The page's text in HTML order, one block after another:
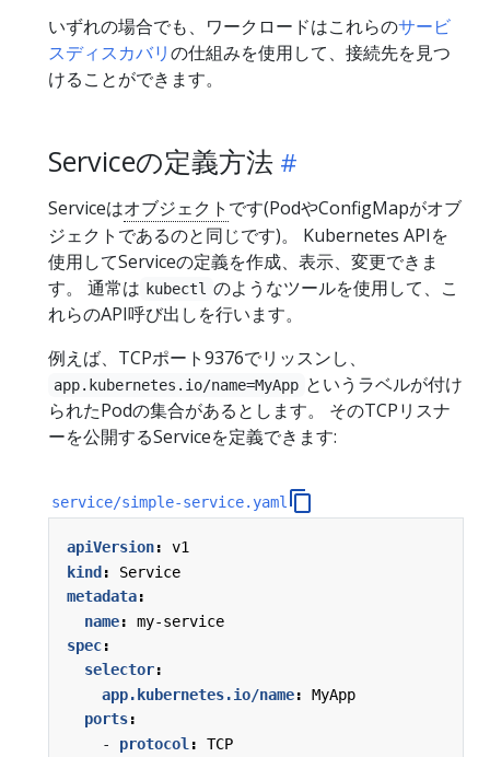
いずれの場合でも、ワークロードはこれらのサービ
スディスカバリの仕組みを使用して、接続先を見つ
けることができます。
Serviceの定義方法
Serviceはオブジェクト です(PodやConfigMapがオブ
ジェクトであるのと同じです)。 Kubernetes APIを
使用してServiceの定義を作成、表示、変更できま
す。 通常は kubectl のようなツールを使用して、こ
れらのAPI呼び出しを行います。
例えば、TCPポート9376でリッスンし、
app.kubernetes.io/name=MyApp というラベルが付け
られたPodの集合があるとします。 そのTCPリスナ
ーを公開するServiceを定義できます:
service/simple-service.yaml
apiVersion:
v1
kind :
Service
metadata:
name:
my-service
spec:
selector:
app.kubernetes.io/name:
MyApp
ports:
- protocol :
TCP